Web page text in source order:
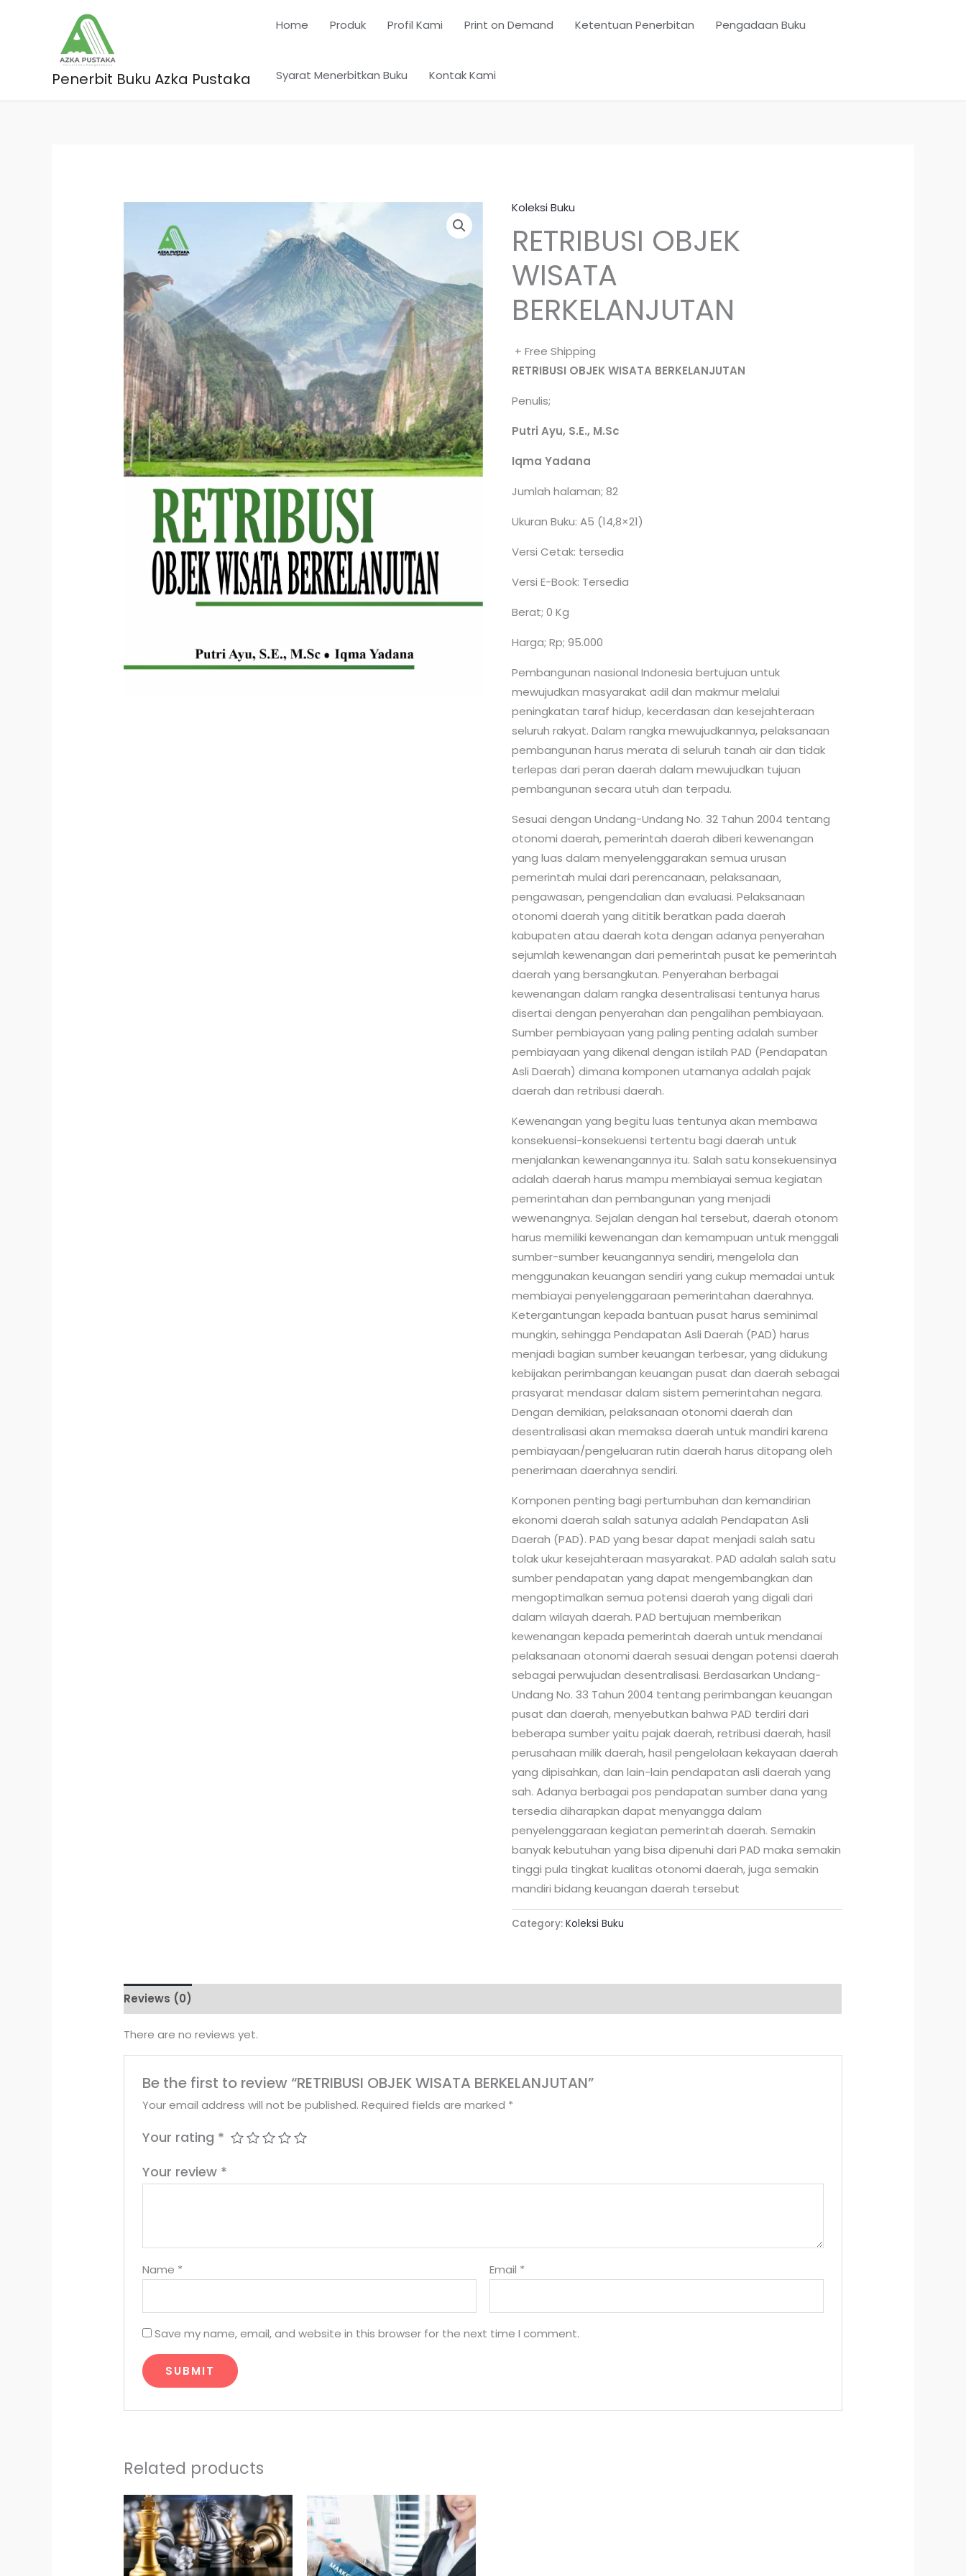
Penerbit Buku Azka Pustaka
Home Produk Profil Kami Print on Demand Ketentuan Penerbitan Pengadaan Buku
Syarat Menerbitkan Buku Kontak Kami
Koleksi Buku
RETRIBUSI OBJEK
WISATA
BERKELANJUTAN
+ Free Shipping
RETRIBUSI OBJEK WISATA BERKELANJUTAN
Penulis;
Putri Ayu, S.E., M.Sc
Iqma Yadana
Jumlah halaman; 82
Ukuran Buku: A5 (14,8×21)
Versi Cetak: tersedia
Versi E-Book: Tersedia
Berat; 0 Kg
Harga; Rp; 95.000
Pembangunan nasional Indonesia bertujuan untuk
mewujudkan masyarakat adil dan makmur melalui
peningkatan taraf hidup, kecerdasan dan kesejahteraan
seluruh rakyat. Dalam rangka mewujudkannya, pelaksanaan
pembangunan harus merata di seluruh tanah air dan tidak
terlepas dari peran daerah dalam mewujudkan tujuan
pembangunan secara utuh dan terpadu.
Sesuai dengan Undang-Undang No. 32 Tahun 2004 tentang
otonomi daerah, pemerintah daerah diberi kewenangan
yang luas dalam menyelenggarakan semua urusan
pemerintah mulai dari perencanaan, pelaksanaan,
pengawasan, pengendalian dan evaluasi. Pelaksanaan
otonomi daerah yang dititik beratkan pada daerah
kabupaten atau daerah kota dengan adanya penyerahan
sejumlah kewenangan dari pemerintah pusat ke pemerintah
daerah yang bersangkutan. Penyerahan berbagai
kewenangan dalam rangka desentralisasi tentunya harus
disertai dengan penyerahan dan pengalihan pembiayaan.
Sumber pembiayaan yang paling penting adalah sumber
pembiayaan yang dikenal dengan istilah PAD (Pendapatan
Asli Daerah) dimana komponen utamanya adalah pajak
daerah dan retribusi daerah.
Kewenangan yang begitu luas tentunya akan membawa
konsekuensi-konsekuensi tertentu bagi daerah untuk
menjalankan kewenangannya itu. Salah satu konsekuensinya
adalah daerah harus mampu membiayai semua kegiatan
pemerintahan dan pembangunan yang menjadi
wewenangnya. Sejalan dengan hal tersebut, daerah otonom
harus memiliki kewenangan dan kemampuan untuk menggali
sumber-sumber keuangannya sendiri, mengelola dan
menggunakan keuangan sendiri yang cukup memadai untuk
membiayai penyelenggaraan pemerintahan daerahnya.
Ketergantungan kepada bantuan pusat harus seminimal
mungkin, sehingga Pendapatan Asli Daerah (PAD) harus
menjadi bagian sumber keuangan terbesar, yang didukung
kebijakan perimbangan keuangan pusat dan daerah sebagai
prasyarat mendasar dalam sistem pemerintahan negara.
Dengan demikian, pelaksanaan otonomi daerah dan
desentralisasi akan memaksa daerah untuk mandiri karena
pembiayaan/pengeluaran rutin daerah harus ditopang oleh
penerimaan daerahnya sendiri.
Komponen penting bagi pertumbuhan dan kemandirian
ekonomi daerah salah satunya adalah Pendapatan Asli
Daerah (PAD). PAD yang besar dapat menjadi salah satu
tolak ukur kesejahteraan masyarakat. PAD adalah salah satu
sumber pendapatan yang dapat mengembangkan dan
mengoptimalkan semua potensi daerah yang digali dari
dalam wilayah daerah. PAD bertujuan memberikan
kewenangan kepada pemerintah daerah untuk mendanai
pelaksanaan otonomi daerah sesuai dengan potensi daerah
sebagai perwujudan desentralisasi. Berdasarkan Undang-
Undang No. 33 Tahun 2004 tentang perimbangan keuangan
pusat dan daerah, menyebutkan bahwa PAD terdiri dari
beberapa sumber yaitu pajak daerah, retribusi daerah, hasil
perusahaan milik daerah, hasil pengelolaan kekayaan daerah
yang dipisahkan, dan lain-lain pendapatan asli daerah yang
sah. Adanya berbagai pos pendapatan sumber dana yang
tersedia diharapkan dapat menyangga dalam
penyelenggaraan kegiatan pemerintah daerah. Semakin
banyak kebutuhan yang bisa dipenuhi dari PAD maka semakin
tinggi pula tingkat kualitas otonomi daerah, juga semakin
mandiri bidang keuangan daerah tersebut
Category: Koleksi Buku
Reviews (0)
There are no reviews yet.
Be the first to review “RETRIBUSI OBJEK WISATA BERKELANJUTAN”
Your email address will not be published. Required fields are marked *
Your rating *
Your review *
Name * Email *
Save my name, email, and website in this browser for the next time I comment.
Related products